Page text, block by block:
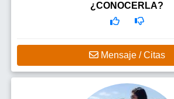
¿CONOCERLA?
Mensaje / Citas